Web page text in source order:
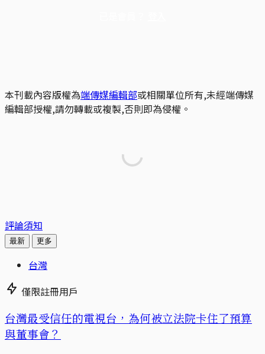
本刊載內容版權為端傳媒編輯部或相關單位所有,未經端傳媒
編輯部授權,請勿轉載或複製,否則即為侵權。
評論須知
最新 更多
台灣
僅限註冊用戶
台灣最受信任的電視台，為何被立法院卡住了預算
與董事會？